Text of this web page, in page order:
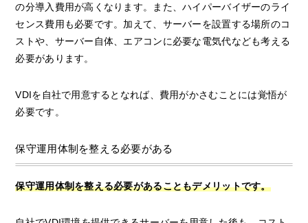
の分導入費用が高くなります。また、ハイパーバイザーのライ
センス費用も必要です。加えて、サーバーを設置する場所のコ
ストや、サーバー自体、エアコンに必要な電気代なども考える
必要があります。
VDIを自社で用意するとなれば、費用がかさむことには覚悟が
必要です。
保守運用体制を整える必要がある
保守運用体制を整える必要があることもデメリットです。